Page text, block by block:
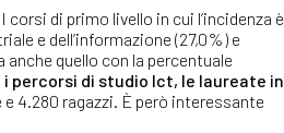
di primo livello in cui l’incidenza è
e dell’informazione (27,0%) e
quello con la percentuale
percorsi di studio Ict, le laureate in
4.280 ragazzi. È però interessante